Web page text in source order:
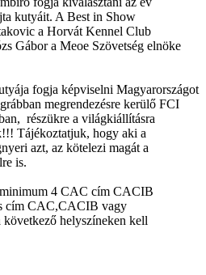
kutyáit. A Best in Show
a Horvát Kennel Club
Gábor a Meoe Szövetség elnöke
fogja képviselni Magyarországot
megrendezésre kerülő FCI
részükre a világkiállításra
Tájékoztatjuk, hogy aki a
azt, az kötelezi magát a
is.
4 CAC cím CACIB
cím CAC,CACIB vagy
helyszíneken kell